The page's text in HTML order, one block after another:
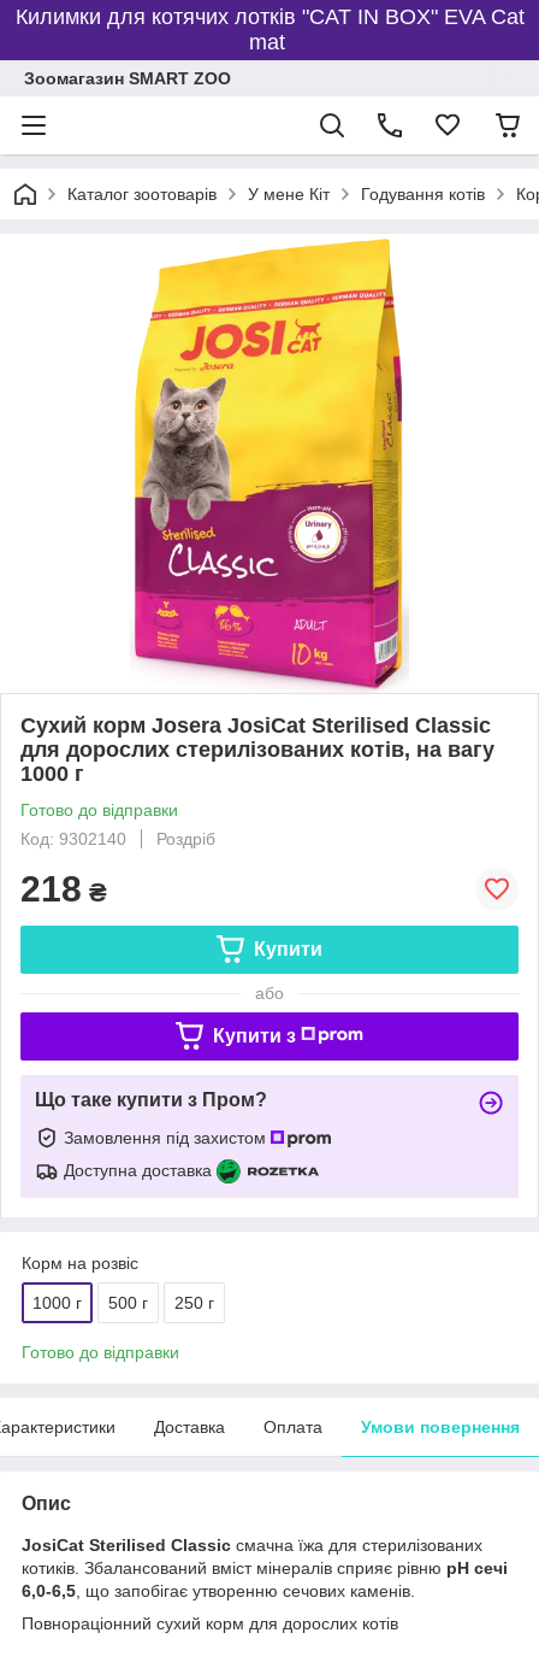
Килимки для котячих лотків "CAT IN BOX" EVA Cat
mat
Зоомагазин SMART ZOO
Каталог зоотоварів У мене Кіт Годування котів
Сухий корм Josera JosiCat Sterilised Classic
для дорослих стерилізованих котів, на вагу
1000 г
Готово до відправки
Код: 9302140
Роздріб
218 ₴
Купити
або
Купити з
Що таке купити з Пром?
Замовлення під захистом
Доступна доставка
Корм на розвіс
1000 г 500 г 250 г
Готово до відправки
Доставка Оплата Умови повернення
Опис
JosiCat Sterilised Classic смачна їжа для стерилізованих
котиків. Збалансований вміст мінералів сприяє рівню рН сечі
6,0-6,5 , що запобігає утворенню сечових каменів.
Повнораціонний сухий корм для дорослих котів